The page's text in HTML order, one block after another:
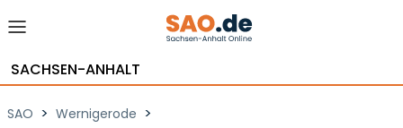
SACHSEN-ANHALT
SAO > Wernigerode >